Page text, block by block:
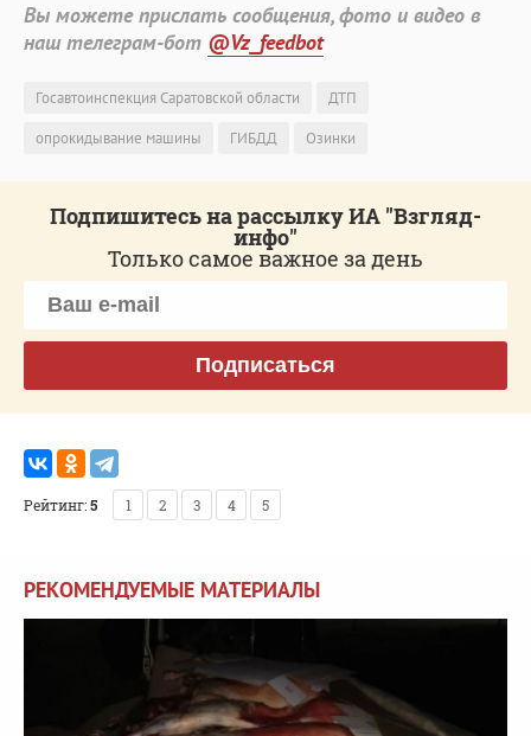
Вы можете прислать сообщения, фото и видео в
наш телеграм-бот @Vz_feedbot
Госавтоинспекция Саратовской области
ДТП
опрокидывание машины
ГИБДД Озинки
Подпишитесь на рассылку ИА "Взгляд-
инфо"
Только самое важное за день
Подписаться
Рейтинг:5 1 2 3 4 5
РЕКОМЕНДУЕМЫЕ МАТЕРИАЛЫ